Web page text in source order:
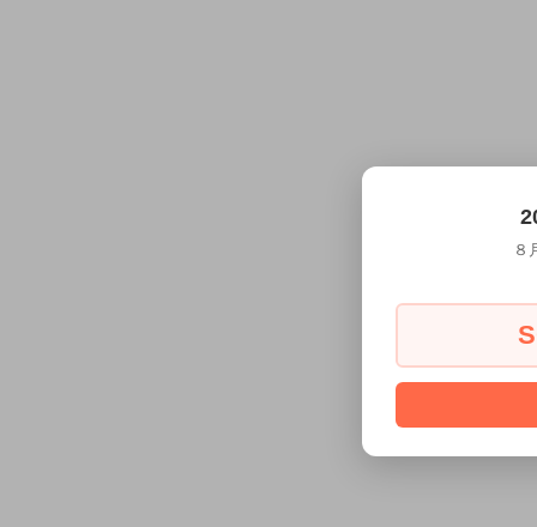
８